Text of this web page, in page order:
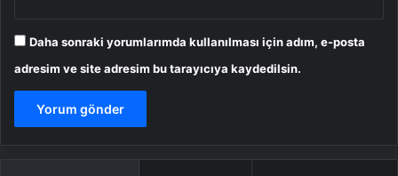
Daha sonraki yorumlarımda kullanılması için adım, e-posta
adresim ve site adresim bu tarayıcıya kaydedilsin.